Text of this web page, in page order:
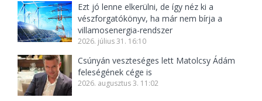
Ezt jó lenne elkerülni, de így néz ki a
vészforgatókönyv, ha már nem bírja a
villamosenergia-rendszer
2026. július 31. 16:10
Csúnyán veszteséges lett Matolcsy Ádám
feleségének cége is
2026. augusztus 3. 11:02